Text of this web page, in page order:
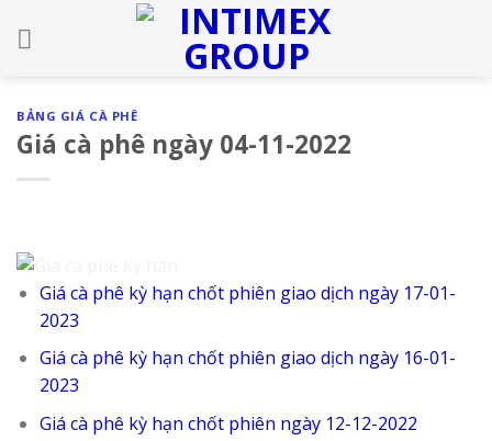
BẢNG GIÁ CÀ PHÊ
Giá cà phê ngày 04-11-2022
Giá cà phê kỳ hạn chốt phiên giao dịch ngày 17-01-
2023
Giá cà phê kỳ hạn chốt phiên giao dịch ngày 16-01-
2023
Giá cà phê kỳ hạn chốt phiên ngày 12-12-2022